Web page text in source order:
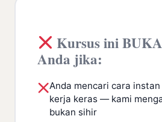
Kursus ini
Anda jika:
Anda mencari cara
kerja keras — kami
bukan sihir